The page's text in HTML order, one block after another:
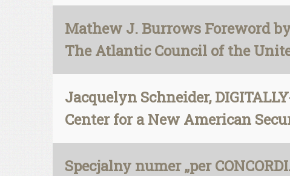
Mathew J. Burrows Foreword
The Atlantic Council of the
Jacquelyn Schneider,
Center for a New American
Specjalny numer „per